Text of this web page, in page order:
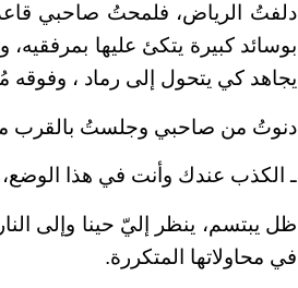
دلفتُ الرياض، فلمحتُ صاحبي
بوسائد كبيرة يتكئ عليها
يجاهد كي يتحول إلى رماد ، وفوقه
دنوتُ من صاحبي وجلستُ بالقرب
ـ الكذب عندك وأنت في هذا
ظل يبتسم، ينظر إليّ حينا وإلى
في محاولاتها المتكررة.